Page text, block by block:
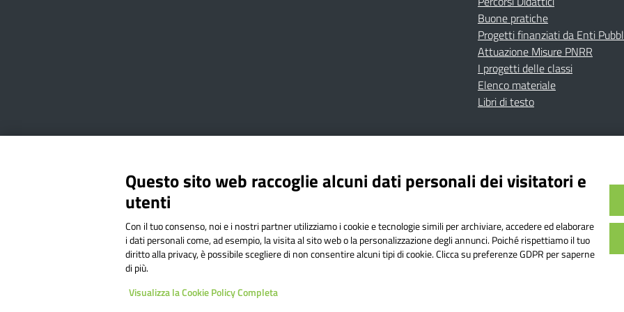
Buone pratiche
Progetti finanziati da Enti
Attuazione Misure PNRR
I progetti delle classi
Elenco materiale
Libri di testo
Amministrazione TrasparenteAlbo onlinePrivacy PolicyDichiarazione di accessibilitàContattiNote Legali
Via Cesare Bollea n. 3 - 10064 Bricherasio (TO) | P.E.O.: toic84200d@istruzione.it |
Codice Fiscale: 94544620019 | Cod. Meccanografico: TOIC84200D | Codice IPA:
Questo sito web raccoglie alcuni dati personali dei visitatori e
utenti
Con il tuo consenso, noi e i nostri partner utilizziamo i cookie e tecnologie simili per archiviare, accedere ed elaborare
i dati personali come, ad esempio, la visita al sito web o la personalizzazione degli annunci. Poiché rispettiamo il tuo
diritto alla privacy, è possibile scegliere di non consentire alcuni tipi di cookie. Clicca su preferenze GDPR per saperne
di più.
Visualizza la Cookie Policy Completa